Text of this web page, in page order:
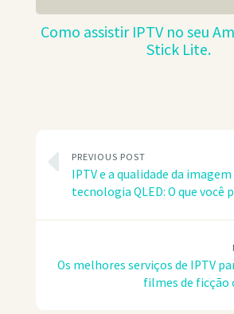
Como assistir IPTV no seu
Stick Lite.
PREVIOUS POST
IPTV e a qualidade da
tecnologia QLED: O que você
Os melhores serviços de IPTV
filmes de ficção